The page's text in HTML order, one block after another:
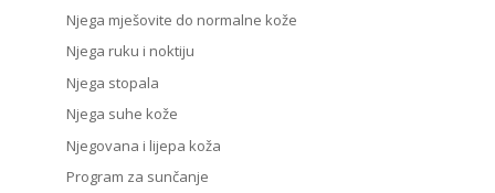
Njega mješovite do normalne kože
Njega ruku i noktiju
Njega stopala
Njega suhe kože
Njegovana i lijepa koža
Program za sunčanje